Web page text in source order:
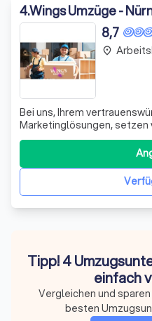
4.Wings Umzüge -
8,7
Bei uns, Ihrem
Marketinglösungen, setzen
Technologien, um Ihr
erfolgreich zu
einer starken Online-
daran, Ihre Marke durch
place
Tipp! 4
einfach
Vergleichen und
besten